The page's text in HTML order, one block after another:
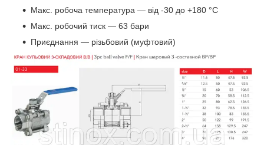
Макс. робоча температура — від -30 до +180 °C
Макс. робочий тиск — 63 бари
Приєднання — різьбовий (муфтовий)